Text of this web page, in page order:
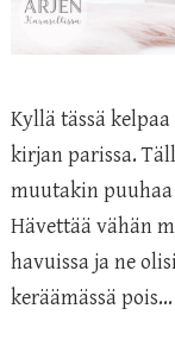
Kyllä tässä
kirjan parissa.
muutakin puuhaa
Hävettää vähän
havuissa ja ne
keräämässä pois...